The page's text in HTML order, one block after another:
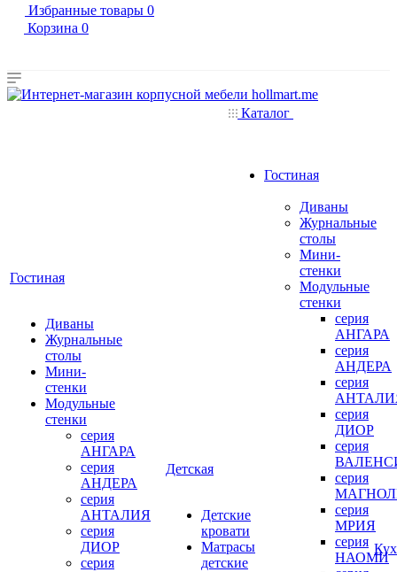
Избранные товары 0
Корзина 0
Гостиная
Диваны
Журнальные
столы
Мини-
стенки
Модульные
стенки
серия
АНГАРА
серия
АНДЕРА
серия
АНТАЛИЯ
серия
ДИОР
серия
Детская
Детские
кровати
Матрасы
детские
Каталог
Гостиная
Диваны
Журнальные
столы
Мини-
стенки
Модульные
стенки
серия
АНГАРА
серия
АНДЕРА
серия
серия
ДИОР
серия
серия
серия
МРИЯ
серия
НАОМИ